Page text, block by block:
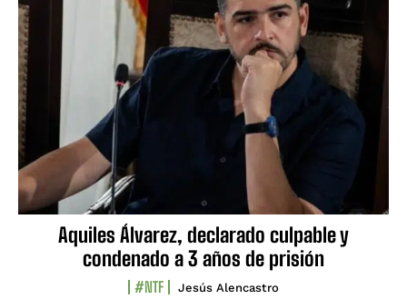
Aquiles Álvarez, declarado culpable y
condenado a 3 años de prisión
#NTF Jesús Alencastro